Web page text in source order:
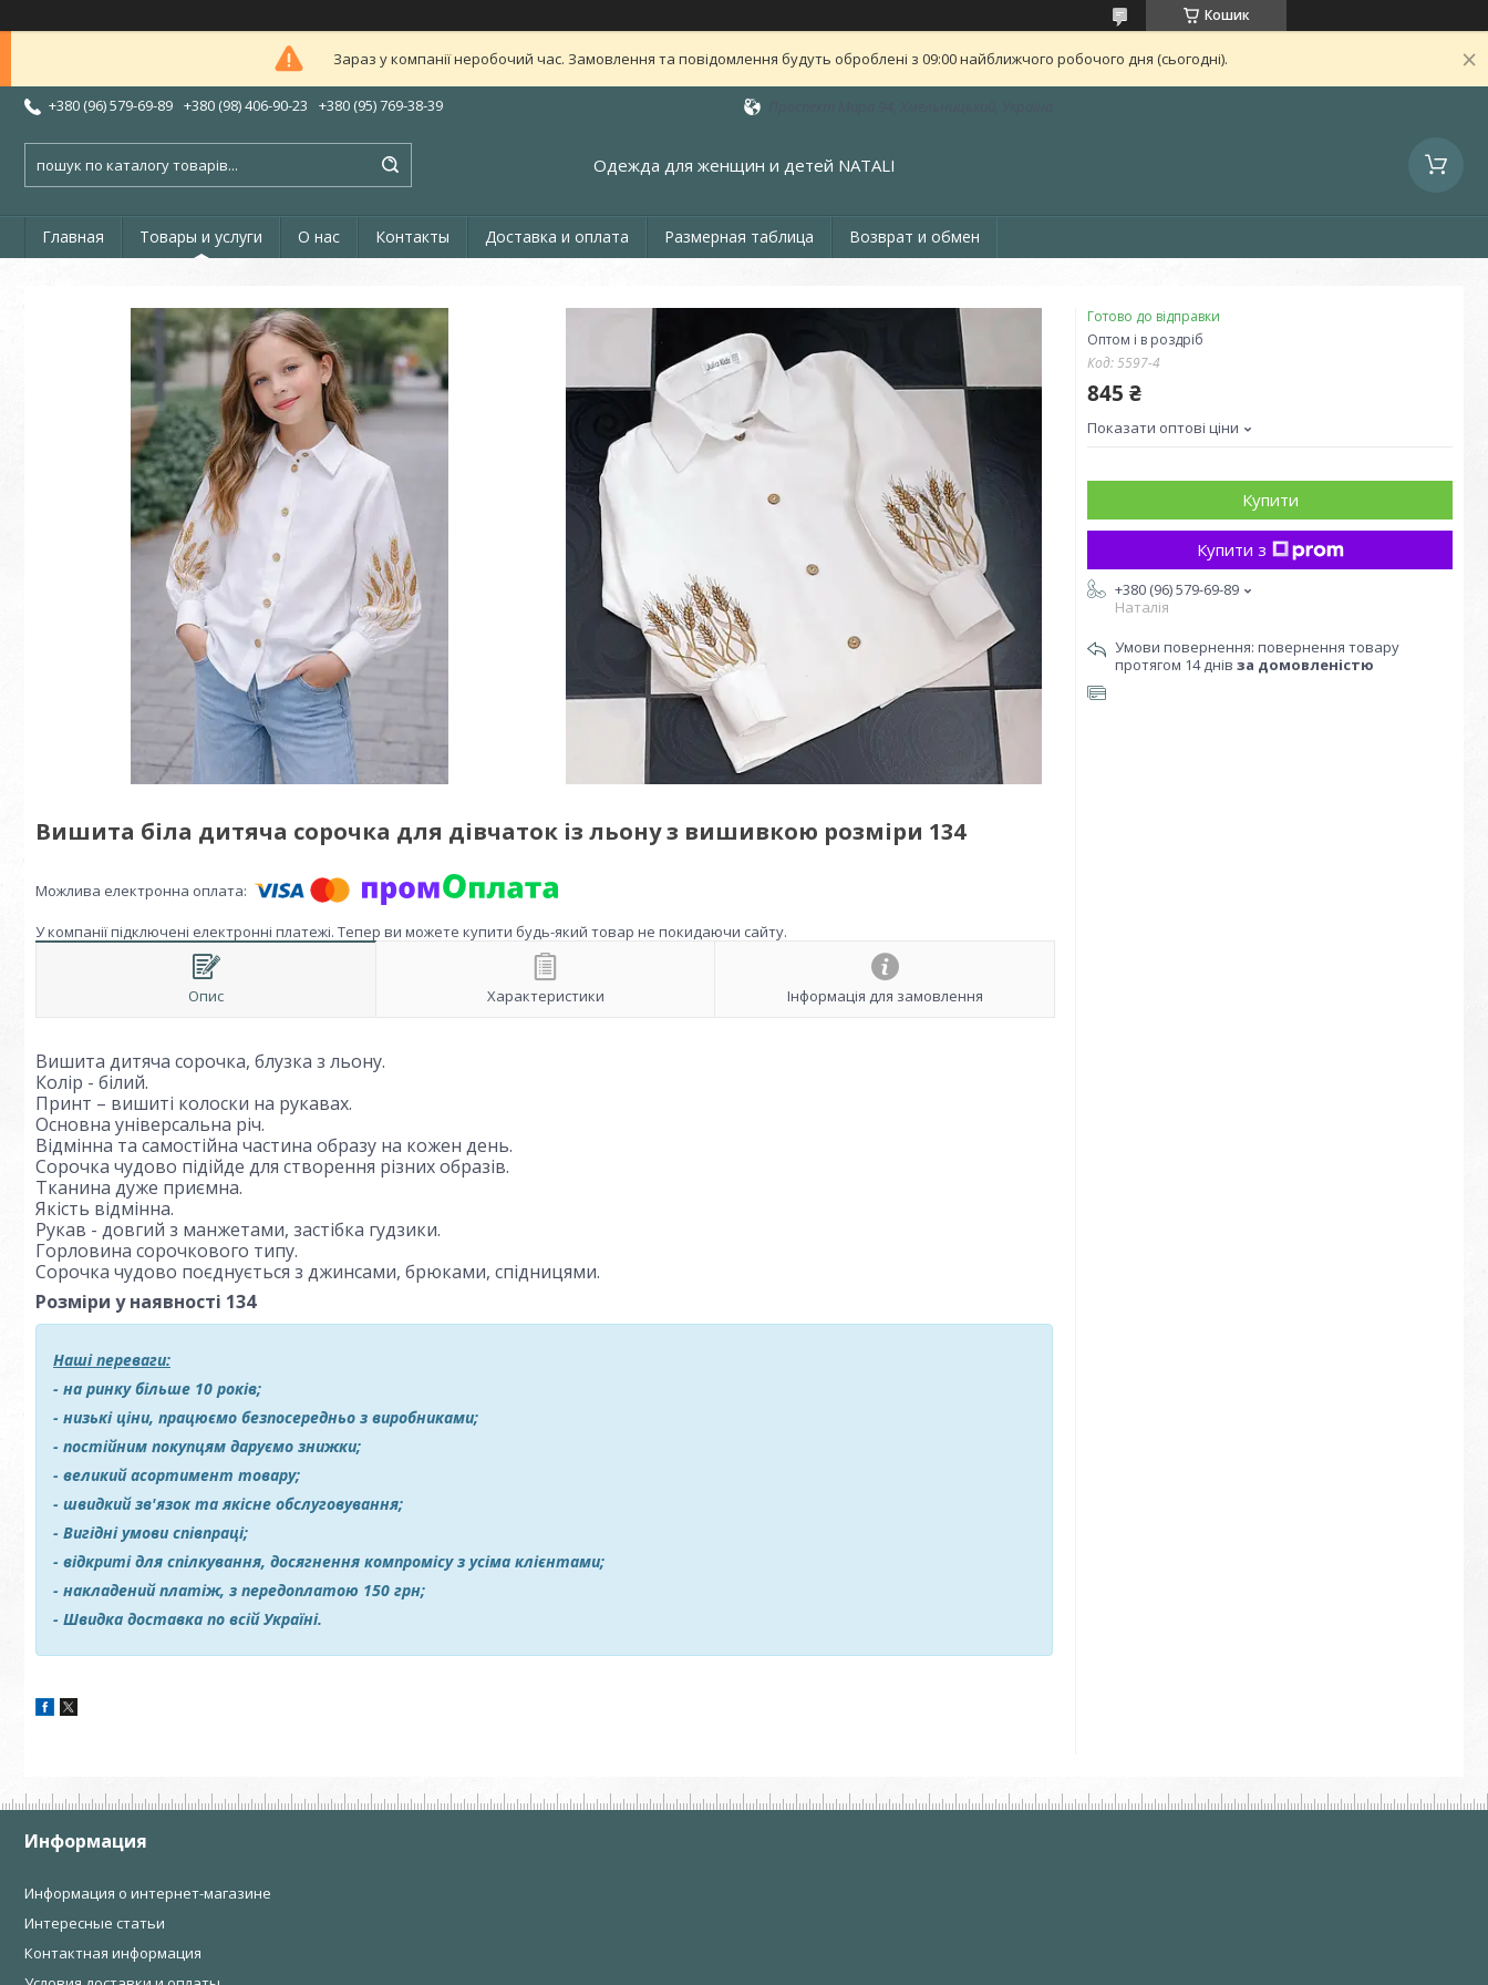
Кошик
Зараз у компанії неробочий час. Замовлення та повідомлення будуть оброблені з 09:00 найближчого робочого дня (сьогодні).
+380 (96) 579-69-89 +380 (98) 406-90-23 +380 (95) 769-38-39
Одежда для женщин и детей NATALI
Главная Товары и услуги О нас Контакты Доставка и оплата Размерная таблица Возврат и обмен
Вишита біла дитяча сорочка для дівчаток із льону з вишивкою розміри 134
У компанії підключені електронні платежі. Тепер ви можете купити будь-який товар не покидаючи сайту.
Опис Характеристики Інформація для замовлення
Вишита дитяча сорочка, блузка з льону.
Колір - білий.
Принт – вишиті колоски на рукавах.
Основна універсальна річ.
Відмінна та самостійна частина образу на кожен день.
Сорочка чудово підійде для створення різних образів.
Тканина дуже приємна.
Якість відмінна.
Рукав - довгий з манжетами, застібка гудзики.
Горловина сорочкового типу.
Сорочка чудово поєднується з джинсами, брюками, спідницями.
Розміри у наявності 134
Наші переваги:
- на ринку більше 10 років;
- низькі ціни, працюємо безпосередньо з виробниками;
- постійним покупцям даруємо знижки;
- великий асортимент товару;
- швидкий зв'язок та якісне обслуговування;
- Вигідні умови співпраці;
- відкриті для спілкування, досягнення компромісу з усіма клієнтами;
- накладений платіж, з передоплатою 150 грн;
- Швидка доставка по всій Україні.
Готово до відправки
Оптом і в роздріб
Код:5597-4
845 ₴
Показати оптові ціни
Купити
Купити з
+380 (96) 579-69-89
Наталія
повернення товару
протягом 14 днів за домовленістю
Информация
Информация о интернет-магазине
Интересные статьи
Контактная информация